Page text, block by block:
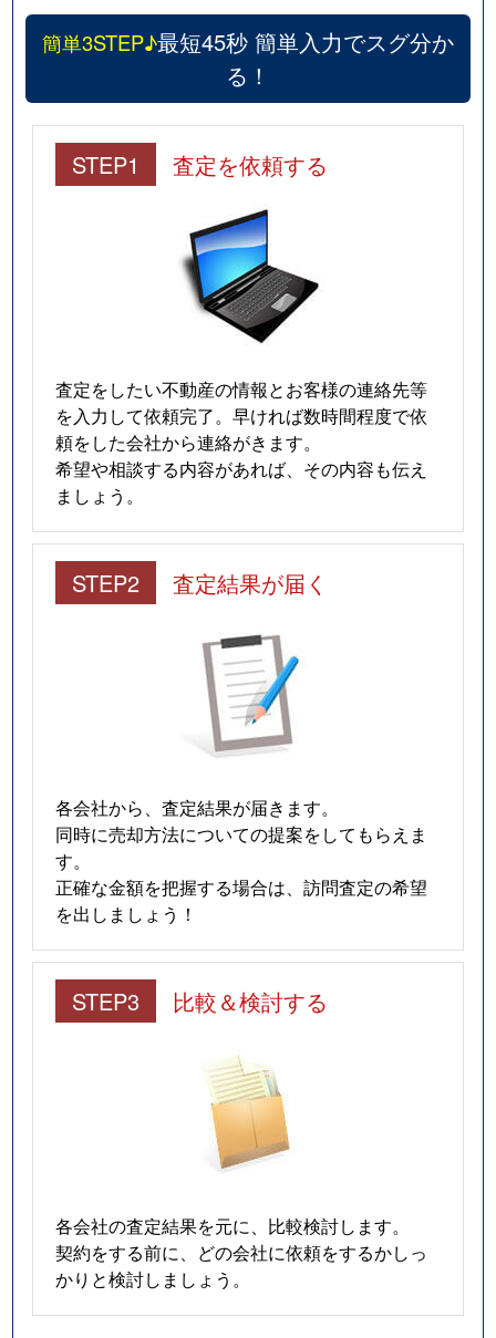
簡単3STEP♪最短45秒 簡単入力でスグ分か
る！
STEP1 査定を依頼する
査定をしたい不動産の情報とお客様の連絡先等
を入力して依頼完了。早ければ数時間程度で依
頼をした会社から連絡がきます。
希望や相談する内容があれば、その内容も伝え
ましょう。
STEP2 査定結果が届く
各会社から、査定結果が届きます。
同時に売却方法についての提案をしてもらえま
す。
正確な金額を把握する場合は、訪問査定の希望
を出しましょう！
STEP3 比較＆検討する
各会社の査定結果を元に、比較検討します。
契約をする前に、どの会社に依頼をするかしっ
かりと検討しましょう。